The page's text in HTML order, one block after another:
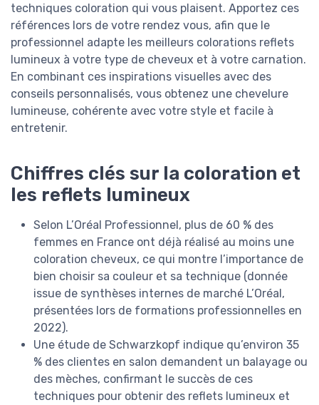
techniques coloration qui vous plaisent. Apportez ces
références lors de votre rendez vous, afin que le
professionnel adapte les meilleurs colorations reflets
lumineux à votre type de cheveux et à votre carnation.
En combinant ces inspirations visuelles avec des
conseils personnalisés, vous obtenez une chevelure
lumineuse, cohérente avec votre style et facile à
entretenir.
Chiffres clés sur la coloration et
les reflets lumineux
Selon L’Oréal Professionnel, plus de 60 % des
femmes en France ont déjà réalisé au moins une
coloration cheveux, ce qui montre l’importance de
bien choisir sa couleur et sa technique (donnée
issue de synthèses internes de marché L’Oréal,
présentées lors de formations professionnelles en
2022).
Une étude de Schwarzkopf indique qu’environ 35
% des clientes en salon demandent un balayage ou
des mèches, confirmant le succès de ces
techniques pour obtenir des reflets lumineux et